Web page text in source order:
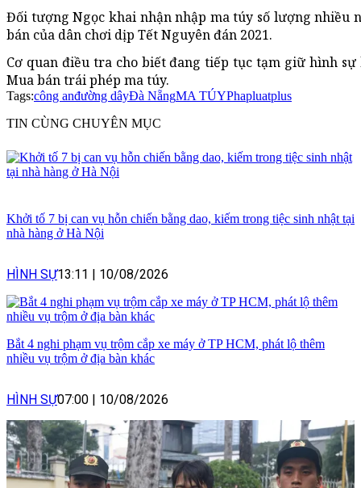
Đối tượng Ngọc khai nhận nhập ma túy số lượng nhiều
bán của dân chơi dịp Tết Nguyên đán 2021.
Cơ quan điều tra cho biết đang tiếp tục tạm giữ hình
Mua bán trái phép ma túy.
Tags:công anđường dâyĐà NẵngMA TÚYPhapluatplus
TIN CÙNG CHUYÊN MỤC
Khởi tố 7 bị can vụ hỗn chiến bằng dao, kiếm trong tiệc sinh nhật tại
nhà hàng ở Hà Nội
HÌNH SỰ13:11 10/08/2026
Bắt 4 nghi phạm vụ trộm cắp xe máy ở TP HCM, phát lộ thêm
nhiều vụ trộm ở địa bàn khác
HÌNH SỰ07:00 10/08/2026